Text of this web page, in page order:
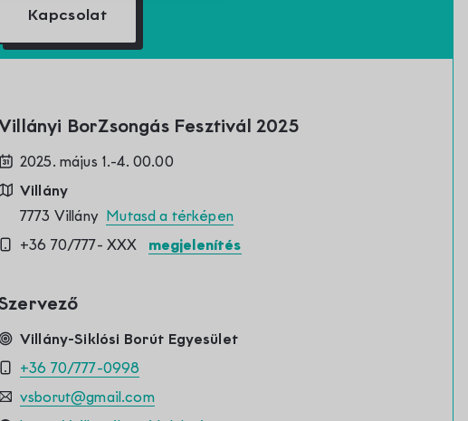
Kapcsolat
Villányi BorZsongás Fesztivál 2025
2025. május 1.-4. 00.00
Villány
7773 Villány Mutasd a térképen
+36 70/777- XXX megjelenítés
Szervező
Villány-Siklósi Borút Egyesület
+36 70/777-0998
vsborut@gmail.com